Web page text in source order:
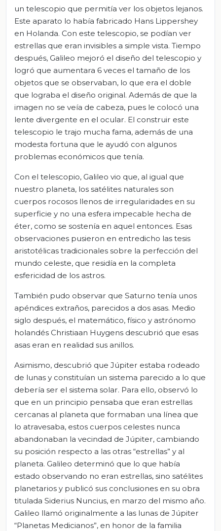
un telescopio que permitía ver los objetos lejanos.
Este aparato lo había fabricado Hans Lippershey
en Holanda. Con este telescopio, se podían ver
estrellas que eran invisibles a simple vista. Tiempo
después, Galileo mejoró el diseño del telescopio y
logró que aumentara 6 veces el tamaño de los
objetos que se observaban, lo que era el doble
que lograba el diseño original. Además de que la
imagen no se veía de cabeza, pues le colocó una
lente divergente en el ocular. El construir este
telescopio le trajo mucha fama, además de una
modesta fortuna que le ayudó con algunos
problemas económicos que tenía.
Con el telescopio, Galileo vio que, al igual que
nuestro planeta, los satélites naturales son
cuerpos rocosos llenos de irregularidades en su
superficie y no una esfera impecable hecha de
éter, como se sostenía en aquel entonces. Esas
observaciones pusieron en entredicho las tesis
aristotélicas tradicionales sobre la perfección del
mundo celeste, que residía en la completa
esfericidad de los astros.
También pudo observar que Saturno tenía unos
apéndices extraños, parecidos a dos asas. Medio
siglo después, el matemático, físico y astrónomo
holandés Christiaan Huygens descubrió que esas
asas eran en realidad sus anillos.
Asimismo, descubrió que Júpiter estaba rodeado
de lunas y constituían un sistema parecido a lo que
debería ser el sistema solar. Para ello, observó lo
que en un principio pensaba que eran estrellas
cercanas al planeta que formaban una línea que
lo atravesaba, estos cuerpos celestes nunca
abandonaban la vecindad de Júpiter, cambiando
su posición respecto a las otras “estrellas” y al
planeta. Galileo determinó que lo que había
estado observando no eran estrellas, sino satélites
planetarios y publicó sus conclusiones en su obra
titulada Siderius Nuncius, en marzo del mismo año.
Galileo llamó originalmente a las lunas de Júpiter
“Planetas Medicianos”, en honor de la familia